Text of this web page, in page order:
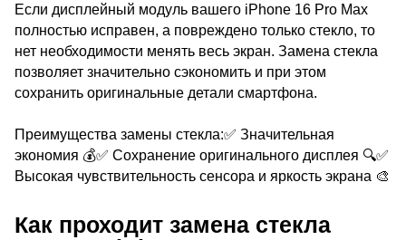
Если дисплейный модуль вашего iPhone 16 Pro Max
полностью исправен, а повреждено только стекло, то
нет необходимости менять весь экран. Замена стекла
позволяет значительно сэкономить и при этом
сохранить оригинальные детали смартфона.
Преимущества замены стекла:✅ Значительная
экономия 💰✅ Сохранение оригинального дисплея 🔍✅
Высокая чувствительность сенсора и яркость экрана 🎨
Как проходит замена стекла